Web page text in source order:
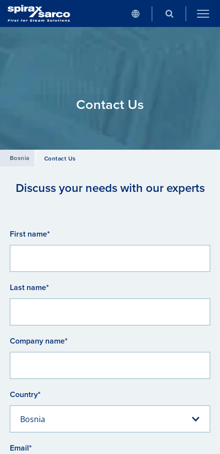
Contact Us
Bosnia Contact Us
Discuss your needs with our experts
First name*
Last name*
Company name*
Country*
Bosnia
Email*